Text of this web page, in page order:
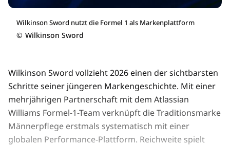
Wilkinson Sword nutzt die Formel 1 als Markenplattform
© Wilkinson Sword
Wilkinson Sword vollzieht 2026 einen der sichtbarsten
Schritte seiner jüngeren Markengeschichte. Mit einer
mehrjährigen Partnerschaft mit dem Atlassian
Williams Formel-1-Team verknüpft die Traditionsmarke
Männerpflege erstmals systematisch mit einer
globalen Performance-Plattform. Reichweite spielt